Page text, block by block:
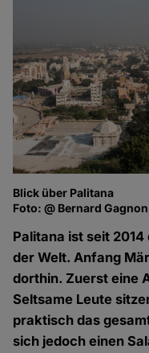
Blick über Palitana
Foto: @ Bernard
Palitana ist seit
der Welt. Anfang
dorthin. Zuerst eine
Seltsame Leute
praktisch das
sich jedoch einen